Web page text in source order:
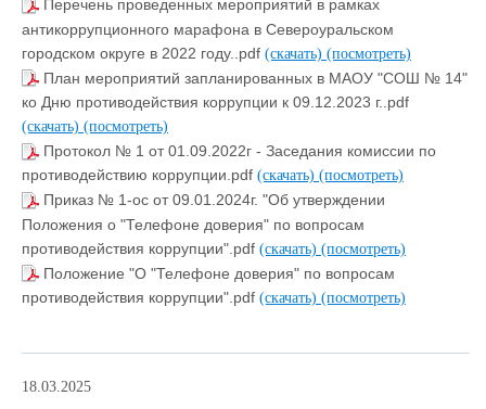
Перечень проведенных мероприятий в рамках
антикоррупционного марафона в Североуральском
городском округе в 2022 году..pdf (скачать) (посмотреть)
План мероприятий запланированных в МАОУ "СОШ № 14"
ко Дню противодействия коррупции к 09.12.2023 г..pdf
(скачать) (посмотреть)
Протокол № 1 от 01.09.2022г - Заседания комиссии по
противодействию коррупции.pdf (скачать) (посмотреть)
Приказ № 1-ос от 09.01.2024г. "Об утверждении
Положения о "Телефоне доверия" по вопросам
противодействия коррупции".pdf (скачать) (посмотреть)
Положение "О "Телефоне доверия" по вопросам
противодействия коррупции".pdf (скачать) (посмотреть)
18.03.2025